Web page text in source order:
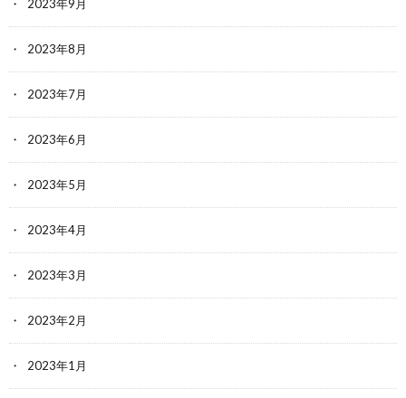
2023年9月
2023年8月
2023年7月
2023年6月
2023年5月
2023年4月
2023年3月
2023年2月
2023年1月